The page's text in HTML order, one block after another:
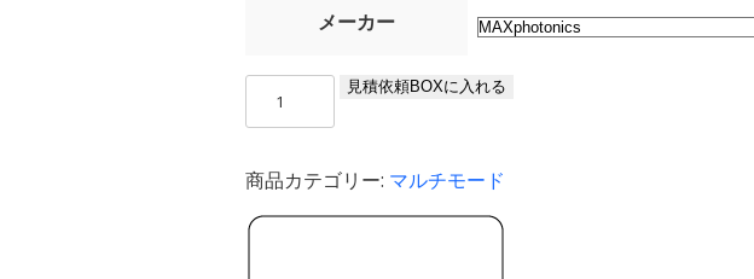
メーカー
kW
マ
ル
見積依頼BOXに入れる
商品カテゴリー: マルチモード